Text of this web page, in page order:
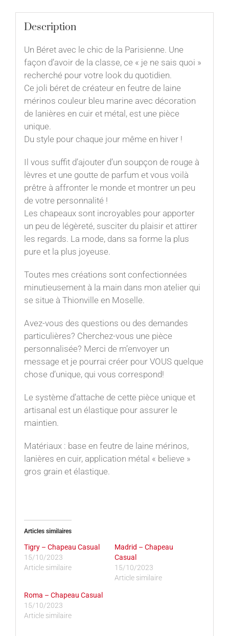
Description
Un Béret avec le chic de la Parisienne. Une
façon d’avoir de la classe, ce « je ne sais quoi »
recherché pour votre look du quotidien.
Ce joli béret de créateur en feutre de laine
mérinos couleur bleu marine avec décoration
de lanières en cuir et métal, est une pièce
unique.
Du style pour chaque jour même en hiver !
Il vous suffit d’ajouter d’un soupçon de rouge à
lèvres et une goutte de parfum et vous voilà
prêtre à affronter le monde et montrer un peu
de votre personnalité !⁠
Les chapeaux sont incroyables pour apporter
un peu de légèreté, susciter du plaisir et attirer
les regards. La mode, dans sa forme la plus
pure et la plus joyeuse.⁠
Toutes mes créations sont confectionnées
minutieusement à la main dans mon atelier qui
se situe à Thionville en Moselle.
Avez-vous des questions ou des demandes
particulières? Cherchez-vous une pièce
personnalisée? Merci de m’envoyer un
message et je pourrai créer pour VOUS quelque
chose d’unique, qui vous correspond!
Le système d’attache de cette pièce unique et
artisanal est un élastique pour assurer le
maintien.
Matériaux : base en feutre de laine mérinos,
lanières en cuir, application métal « believe »
gros grain et élastique.
Articles similaires
Tigry – Chapeau Casual
15/10/2023
Article similaire
Madrid – Chapeau
Casual
15/10/2023
Article similaire
Roma – Chapeau Casual
15/10/2023
Article similaire